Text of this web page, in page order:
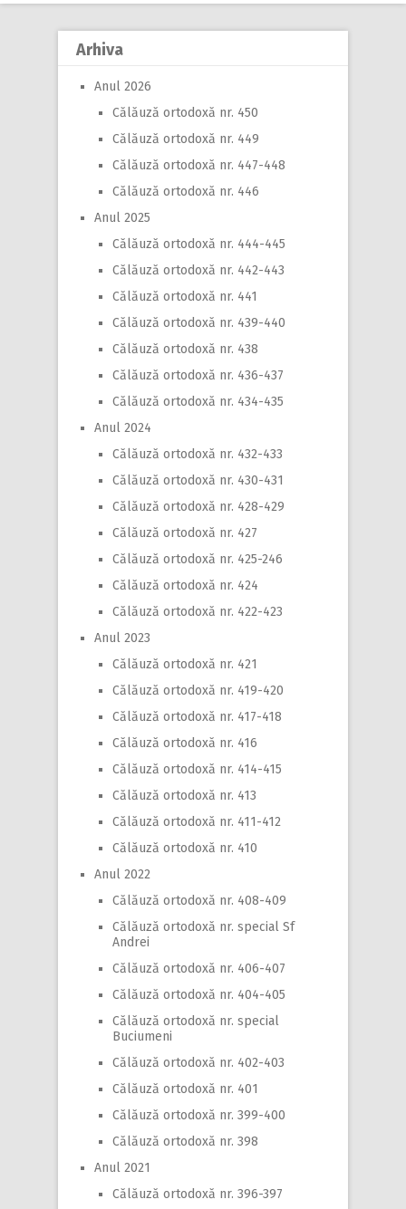
Arhiva
Anul 2026
Călăuză ortodoxă nr. 450
Călăuză ortodoxă nr. 449
Călăuză ortodoxă nr. 447-448
Călăuză ortodoxă nr. 446
Anul 2025
Călăuză ortodoxă nr. 444-445
Călăuză ortodoxă nr. 442-443
Călăuză ortodoxă nr. 441
Călăuză ortodoxă nr. 439-440
Călăuză ortodoxă nr. 438
Călăuză ortodoxă nr. 436-437
Călăuză ortodoxă nr. 434-435
Anul 2024
Călăuză ortodoxă nr. 432-433
Călăuză ortodoxă nr. 430-431
Călăuză ortodoxă nr. 428-429
Călăuză ortodoxă nr. 427
Călăuză ortodoxă nr. 425-246
Călăuză ortodoxă nr. 424
Călăuză ortodoxă nr. 422-423
Anul 2023
Călăuză ortodoxă nr. 421
Călăuză ortodoxă nr. 419-420
Călăuză ortodoxă nr. 417-418
Călăuză ortodoxă nr. 416
Călăuză ortodoxă nr. 414-415
Călăuză ortodoxă nr. 413
Călăuză ortodoxă nr. 411-412
Călăuză ortodoxă nr. 410
Anul 2022
Călăuză ortodoxă nr. 408-409
Călăuză ortodoxă nr. special Sf
Andrei
Călăuză ortodoxă nr. 406-407
Călăuză ortodoxă nr. 404-405
Călăuză ortodoxă nr. special
Buciumeni
Călăuză ortodoxă nr. 402-403
Călăuză ortodoxă nr. 401
Călăuză ortodoxă nr. 399-400
Călăuză ortodoxă nr. 398
Anul 2021
Călăuză ortodoxă nr. 396-397